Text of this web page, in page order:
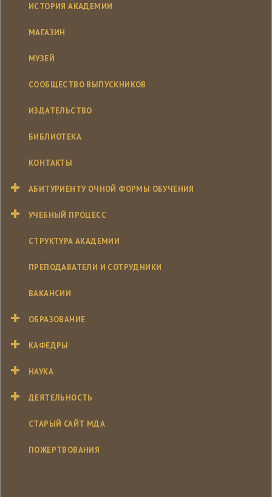
ИСТОРИЯ АКАДЕМИИ
МАГАЗИН
МУЗЕЙ
СООБЩЕСТВО ВЫПУСКНИКОВ
ИЗДАТЕЛЬСТВО
БИБЛИОТЕКА
КОНТАКТЫ
АБИТУРИЕНТУ ОЧНОЙ ФОРМЫ ОБУЧЕНИЯ
УЧЕБНЫЙ ПРОЦЕСС
СТРУКТУРА АКАДЕМИИ
ПРЕПОДАВАТЕЛИ И СОТРУДНИКИ
ВАКАНСИИ
ОБРАЗОВАНИЕ
КАФЕДРЫ
НАУКА
ДЕЯТЕЛЬНОСТЬ
СТАРЫЙ САЙТ МДА
ПОЖЕРТВОВАНИЯ